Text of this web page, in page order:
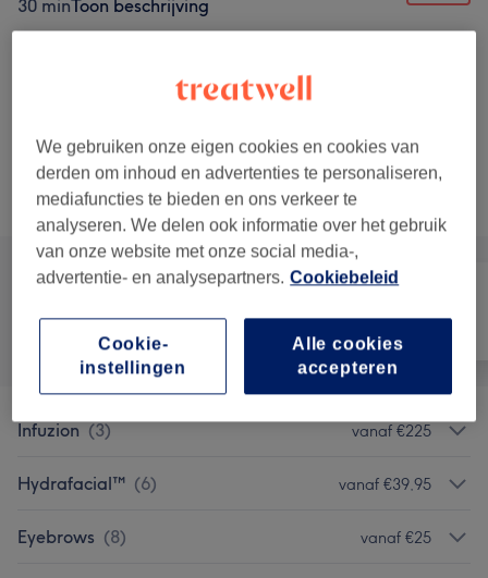
30 minToon beschrijving
20 min
Toon beschrijving
Alle behandelingen
Infuzion (3) vanaf €225
Hydrafacial™ (6) vanaf €39,95
Eyebrows (8) vanaf €25
We gebruiken onze eigen cookies en cookies van
derden om inhoud en advertenties te personaliseren,
mediafuncties te bieden en ons verkeer te
analyseren. We delen ook informatie over het gebruik
van onze website met onze social media-,
advertentie- en analysepartners. Cookiebeleid
Alle cookies
accepteren
Cookie-
instellingen